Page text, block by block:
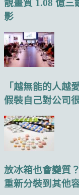
靚畫質 1.08 億
影
「越無能的人越
假裝自己對公司
放冰箱也會變質
重新分裝到其他